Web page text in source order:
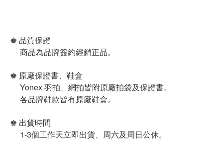
♚ 品質保證
商品為品牌簽約經銷正品。
♚ 原廠保證書、鞋盒
Yonex 羽拍、網拍皆附原廠拍袋及保證書。
各品牌鞋款皆有原廠鞋盒。
♚ 出貨時間
1-3個工作天立即出貨、周六及周日公休。